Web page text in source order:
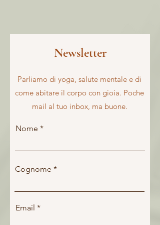
Newsletter
Parliamo di yoga, salute mentale e di
come abitare il corpo con gioia. Poche
mail al tuo inbox, ma buone.
Nome
Cognome
Email